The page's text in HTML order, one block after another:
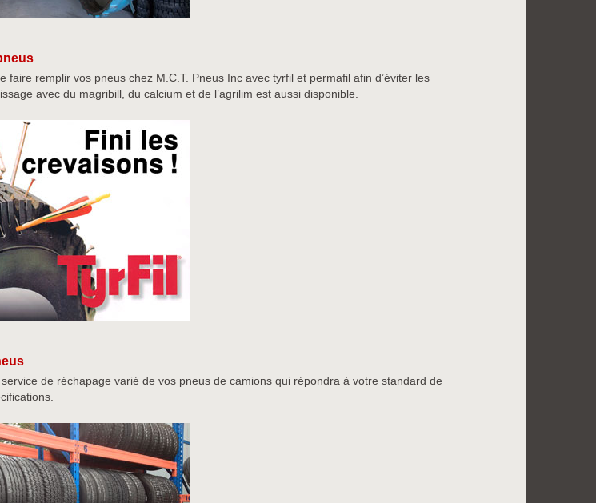
faire remplir vos pneus chez M.C.T. Pneus Inc avec tyrfil et permafil afin d’éviter les
avec du magribill, du calcium et de l’agrilim est aussi disponible.
de réchapage varié de vos pneus de camions qui répondra à votre standard de